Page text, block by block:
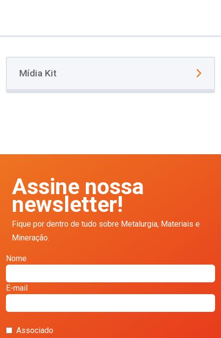
Mídia Kit
Assine nossa
newsletter!
Fique por dentro de tudo sobre Metalurgia, Materiais e
Mineração.
Nome
E-mail
Associado